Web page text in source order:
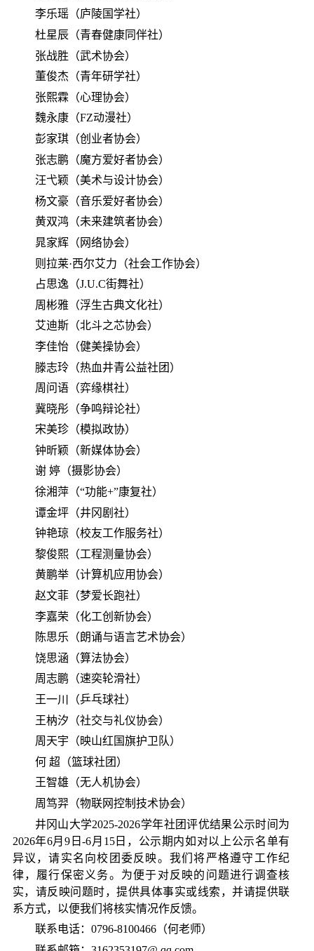
李乐瑶（庐陵国学社）
杜星辰（青春健康同伴社）
张战胜（武术协会）
董俊杰（青年研学社）
张熙霖（心理协会）
魏永康（FZ动漫社）
彭家琪（创业者协会）
张志鹏（魔方爱好者协会）
汪弋颖（美术与设计协会）
杨文豪（音乐爱好者协会）
黄双鸿（未来建筑者协会）
晁家辉（网络协会）
则拉莱·西尔艾力（社会工作协会）
占思逸（J.U.C街舞社）
周彬雅（浮生古典文化社）
艾迪斯（北斗之芯协会）
李佳怡（健美操协会）
滕志玲（热血井青公益社团）
周问语（弈缘棋社）
冀晓彤（争鸣辩论社）
宋美珍（模拟政协）
钟昕颖（新媒体协会）
谢 婷（摄影协会）
徐湘萍（“功能+”康复社）
谭金坪（井冈剧社）
钟艳琼（校友工作服务社）
黎俊熙（工程测量协会）
黄鹏举（计算机应用协会）
赵文菲（梦爱长跑社）
李嘉荣（化工创新协会）
陈思乐（朗诵与语言艺术协会）
饶思涵（算法协会）
周志鹏（速奕轮滑社）
王一川（乒乓球社）
王枘汐（社交与礼仪协会）
周天宇（映山红国旗护卫队）
何 超（篮球社团）
王智雄（无人机协会）
周笃羿（物联网控制技术协会）
井冈山大学2025-2026学年社团评优结果公示时间为
2026年6月9日-6月15日，公示期内如对以上公示名单有
异议，请实名向校团委反映。我们将严格遵守工作纪
律，履行保密义务。为便于对反映的问题进行调查核
实，请反映问题时，提供具体事实或线索，并请提供联
系方式，以便我们将核实情况作反馈。
联系电话：0796-8100466（何老师）